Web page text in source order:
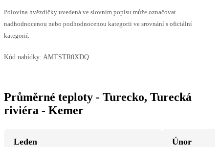
Polovina hvězdičky uvedená ve slovním popisu může označovat
nadhodnocenou nebo podhodnocenou kategorii ve srovnání s oficiální
kategorií.
Kód nabídky: AMTSTR0XDQ
Průměrné teploty - Turecko, Turecká
riviéra - Kemer
Leden
Únor